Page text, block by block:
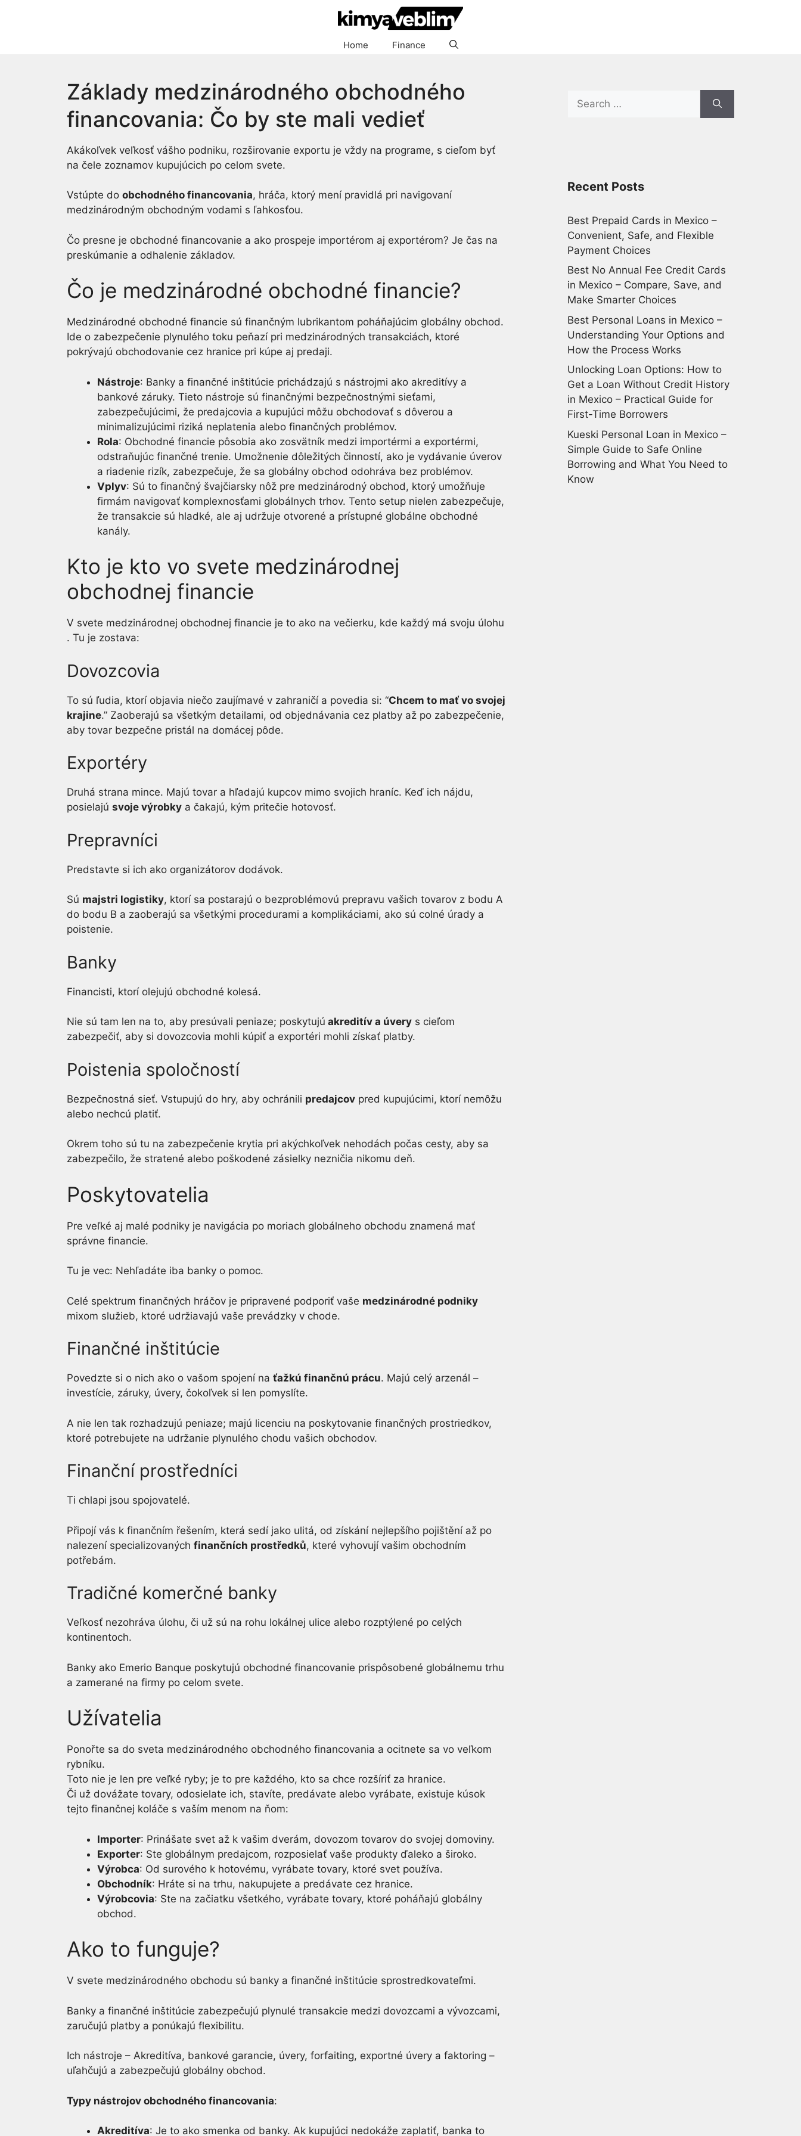
Home Finance
Základy medzinárodného obchodného
financovania: Čo by ste mali vedieť
Akákoľvek veľkosť vášho podniku, rozširovanie exportu je vždy na programe, s cieľom byť
na čele zoznamov kupujúcich po celom svete.
Vstúpte do obchodného financovania, hráča, ktorý mení pravidlá pri navigovaní
medzinárodným obchodným vodami s ľahkosťou.
Čo presne je obchodné financovanie a ako prospeje importérom aj exportérom? Je čas na
preskúmanie a odhalenie základov.
Čo je medzinárodné obchodné financie?
Medzinárodné obchodné financie sú finančným lubrikantom poháňajúcim globálny obchod.
Ide o zabezpečenie plynulého toku peňazí pri medzinárodných transakciách, ktoré
pokrývajú obchodovanie cez hranice pri kúpe aj predaji.
Nástroje: Banky a finančné inštitúcie prichádzajú s nástrojmi ako akreditívy a
bankové záruky. Tieto nástroje sú finančnými bezpečnostnými sieťami,
zabezpečujúcimi, že predajcovia a kupujúci môžu obchodovať s dôverou a
minimalizujúcimi riziká neplatenia alebo finančných problémov.
Rola: Obchodné financie pôsobia ako zosvätník medzi importérmi a exportérmi,
odstraňujúc finančné trenie. Umožnenie dôležitých činností, ako je vydávanie úverov
a riadenie rizík, zabezpečuje, že sa globálny obchod odohráva bez problémov.
Vplyv: Sú to finančný švajčiarsky nôž pre medzinárodný obchod, ktorý umožňuje
firmám navigovať komplexnosťami globálnych trhov. Tento setup nielen zabezpečuje,
že transakcie sú hladké, ale aj udržuje otvorené a prístupné globálne obchodné
kanály.
Kto je kto vo svete medzinárodnej
obchodnej financie
V svete medzinárodnej obchodnej financie je to ako na večierku, kde každý má svoju úlohu
. Tu je zostava:
Dovozcovia
To sú ľudia, ktorí objavia niečo zaujímavé v zahraničí a povedia si: “Chcem to mať vo svojej
krajine.” Zaoberajú sa všetkým detailami, od objednávania cez platby až po zabezpečenie,
aby tovar bezpečne pristál na domácej pôde.
Exportéry
Druhá strana mince. Majú tovar a hľadajú kupcov mimo svojich hraníc. Keď ich nájdu,
posielajú svoje výrobky a čakajú, kým pritečie hotovosť.
Prepravníci
Predstavte si ich ako organizátorov dodávok.
Sú majstri logistiky, ktorí sa postarajú o bezproblémovú prepravu vašich tovarov z bodu A
do bodu B a zaoberajú sa všetkými procedurami a komplikáciami, ako sú colné úrady a
poistenie.
Banky
Financisti, ktorí olejujú obchodné kolesá.
Nie sú tam len na to, aby presúvali peniaze; poskytujú akreditív a úvery s cieľom
zabezpečiť, aby si dovozcovia mohli kúpiť a exportéri mohli získať platby.
Poistenia spoločností
Bezpečnostná sieť. Vstupujú do hry, aby ochránili predajcov pred kupujúcimi, ktorí nemôžu
alebo nechcú platiť.
Okrem toho sú tu na zabezpečenie krytia pri akýchkoľvek nehodách počas cesty, aby sa
zabezpečilo, že stratené alebo poškodené zásielky nezničia nikomu deň.
Poskytovatelia
Pre veľké aj malé podniky je navigácia po moriach globálneho obchodu znamená mať
správne financie.
Tu je vec: Nehľadáte iba banky o pomoc.
Celé spektrum finančných hráčov je pripravené podporiť vaše medzinárodné podniky
mixom služieb, ktoré udržiavajú vaše prevádzky v chode.
Finančné inštitúcie
Povedzte si o nich ako o vašom spojení na ťažkú finančnú prácu. Majú celý arzenál –
investície, záruky, úvery, čokoľvek si len pomyslíte.
A nie len tak rozhadzujú peniaze; majú licenciu na poskytovanie finančných prostriedkov,
ktoré potrebujete na udržanie plynulého chodu vašich obchodov.
Finanční prostředníci
Ti chlapi jsou spojovatelé.
Připojí vás k finančním řešením, která sedí jako ulitá, od získání nejlepšího pojištění až po
nalezení specializovaných finančních prostředků, které vyhovují vašim obchodním
potřebám.
Tradičné komerčné banky
Veľkosť nezohráva úlohu, či už sú na rohu lokálnej ulice alebo rozptýlené po celých
kontinentoch.
Banky ako Emerio Banque poskytujú obchodné financovanie prispôsobené globálnemu trhu
a zamerané na firmy po celom svete.
Užívatelia
Ponořte sa do sveta medzinárodného obchodného financovania a ocitnete sa vo veľkom
rybníku.
Toto nie je len pre veľké ryby; je to pre každého, kto sa chce rozšíriť za hranice.
Či už dovážate tovary, odosielate ich, stavíte, predávate alebo vyrábate, existuje kúsok
tejto finančnej koláče s vaším menom na ňom:
Importer: Prinášate svet až k vašim dverám, dovozom tovarov do svojej domoviny.
Exporter: Ste globálnym predajcom, rozposielať vaše produkty ďaleko a široko.
Výrobca: Od surového k hotovému, vyrábate tovary, ktoré svet používa.
Obchodník: Hráte si na trhu, nakupujete a predávate cez hranice.
Výrobcovia: Ste na začiatku všetkého, vyrábate tovary, ktoré poháňajú globálny
obchod.
Ako to funguje?
V svete medzinárodného obchodu sú banky a finančné inštitúcie sprostredkovateľmi.
Banky a finančné inštitúcie zabezpečujú plynulé transakcie medzi dovozcami a vývozcami,
zaručujú platby a ponúkajú flexibilitu.
Ich nástroje – Akreditíva, bankové garancie, úvery, forfaiting, exportné úvery a faktoring –
uľahčujú a zabezpečujú globálny obchod.
Typy nástrojov obchodného financovania:
Akreditíva: Je to ako smenka od banky. Ak kupujúci nedokáže zaplatiť, banka to
for:
Recent Posts
Best Prepaid Cards in Mexico –
Convenient, Safe, and Flexible
Payment Choices
Best No Annual Fee Credit Cards
in Mexico – Compare, Save, and
Make Smarter Choices
Best Personal Loans in Mexico –
Understanding Your Options and
How the Process Works
Unlocking Loan Options: How to
Get a Loan Without Credit History
in Mexico – Practical Guide for
First-Time Borrowers
Kueski Personal Loan in Mexico –
Simple Guide to Safe Online
Borrowing and What You Need to
Know